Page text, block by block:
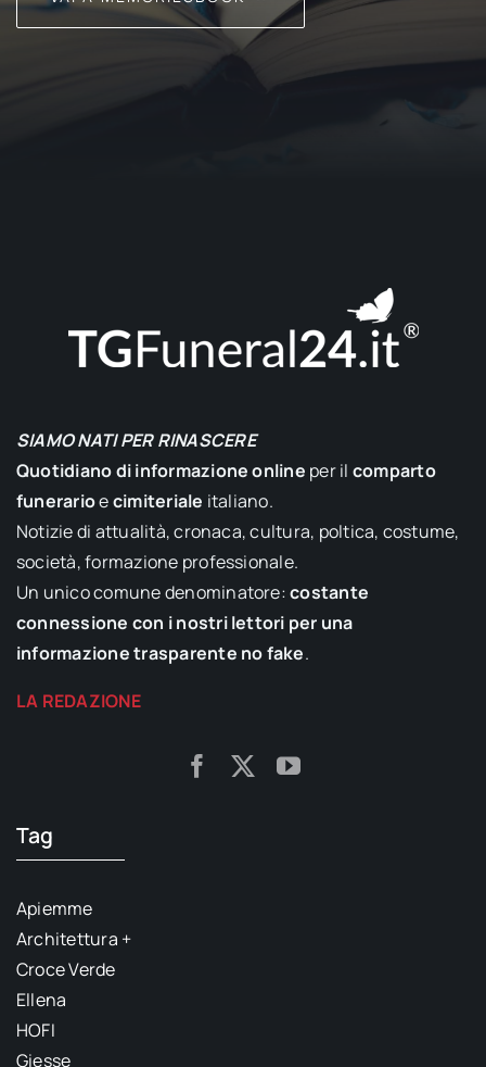
SIAMO NATI PER RINASCERE
Quotidiano di informazione online per il comparto
funerarioecimiteriale italiano.
Notizie di attualità, cronaca, cultura, poltica, costume,
società, formazione professionale.
Un unico comune denominatore:costante
connessione con i nostri lettori per una
informazione trasparente no fake.
LA REDAZIONE
Tag
Apiemme
Architettura +
Croce Verde
Ellena
HOFI
Giesse